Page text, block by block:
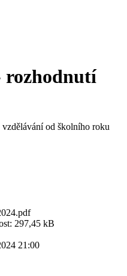
rozhodnutí
od školního roku
297,45 kB
21:00